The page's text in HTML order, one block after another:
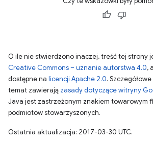
O ile nie stwierdzono inaczej, treść tej strony
Creative Commons – uznanie autorstwa 4.0,
dostępne na licencji Apache 2.0.
temat zawierają zasady dotyczące witryny
Java jest zastrzeżonym znakiem towarowym
podmiotów stowarzyszonych.
Ostatnia aktualizacja: 2017-03-30 UTC.